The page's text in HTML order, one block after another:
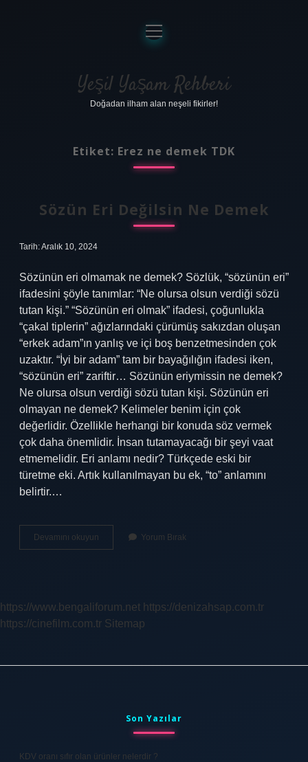
Anasayfa
Gizlilik Politikası
Yasal Uyarı
menüyü
aç
Yeşil Yaşam Rehberi
Doğadan ilham alan neşeli fikirler!
Etiket: Erez ne demek TDK
Sözün Eri Değilsin Ne Demek
Tarih: Aralık 10, 2024
Sözünün eri olmamak ne demek? Sözlük, “sözünün eri”
ifadesini şöyle tanımlar: “Ne olursa olsun verdiği sözü
tutan kişi.” “Sözünün eri olmak” ifadesi, çoğunlukla
“çakal tiplerin” ağızlarındaki çürümüş sakızdan oluşan
“erkek adam”ın yanlış ve içi boş benzetmesinden çok
uzaktır. “İyi bir adam” tam bir bayağılığın ifadesi iken,
“sözünün eri” zariftir… Sözünün eriymissin ne demek?
Ne olursa olsun verdiği sözü tutan kişi. Sözünün eri
olmayan ne demek? Kelimeler benim için çok
değerlidir. Özellikle herhangi bir konuda söz vermek
çok daha önemlidir. İnsan tutamayacağı bir şeyi vaat
etmemelidir. Eri anlamı nedir? Türkçede eski bir
türetme eki. Artık kullanılmayan bu ek, “to” anlamını
belirtir.…
Devamını okuyun
Eri
Yorum Bırak
https://www.bengaliforum.net https://denizahsap.com.tr
https://cinefilm.com.tr Sitemap
Son Yazılar
KDV oranı sıfır olan ürünler nelerdir ?